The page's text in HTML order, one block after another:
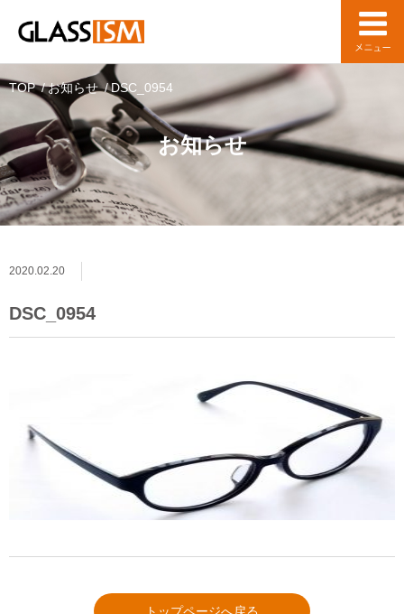
お知らせ
TOP お知らせ DSC_0954
2020.02.20
DSC_0954
トップページへ戻る